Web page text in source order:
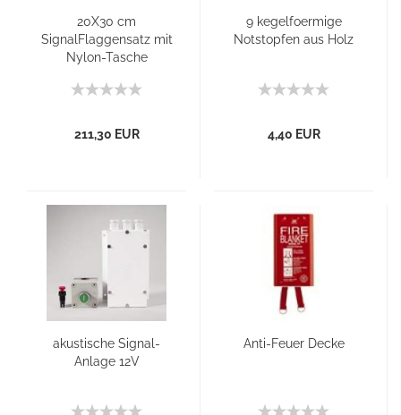
20X30 cm
SignalFlaggensatz mit
Nylon-Tasche
211,30 EUR
9 kegelfoermige
Notstopfen aus Holz
4,40 EUR
akustische Signal-
Anlage 12V
Anti-Feuer Decke